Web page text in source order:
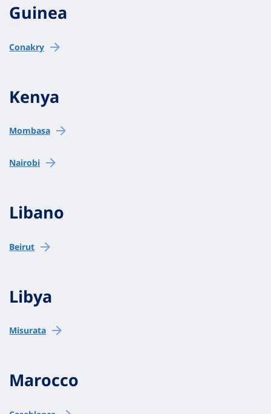
Guinea
Conakry
Kenya
Mombasa
Nairobi
Libano
Beirut
Libya
Misurata
Marocco